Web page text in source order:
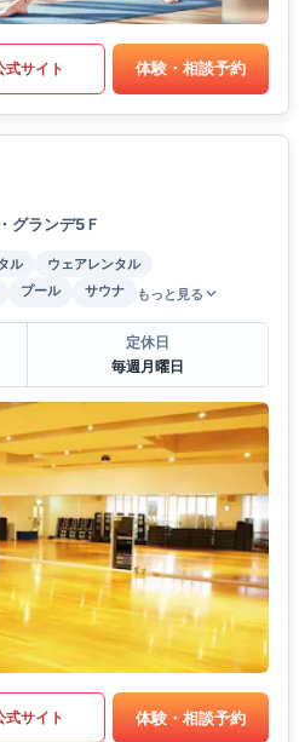
式サイト 体験・相談予約
グランデ5Ｆ
ル
ウェアレンタル
プール サウナ もっと見る
定休日
毎週月曜日
式サイト 体験・相談予約